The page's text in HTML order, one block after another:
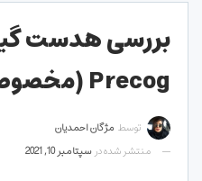
Precog (مخصوص گیمرها)
توسط مژگان احمدیان
منتشر شده در سپتامبر 10, 2021